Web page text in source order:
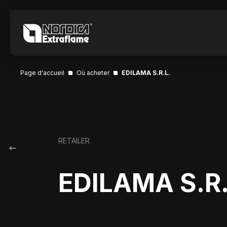
Page d'accueil Où acheter EDILAMA S.R.L.
RETAILER
EDILAMA